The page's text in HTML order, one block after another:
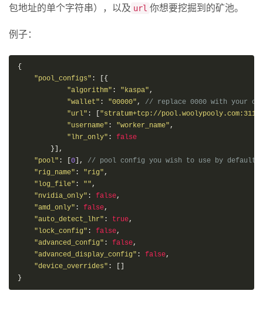
包地址的单个字符串），以及 url 你想要挖掘到的矿池。
例子：
{
"pool_configs" :
[{
"algorithm" : "kaspa" ,
"wallet" : "00000" ,
// replace 0000 with your
"url" :
"stratum+tcp://
"username" : "worker_name" ,
"lhr_only" :
false
}],
"pool" : 0 ],
// pool config you wish to use by default
"rig_name" : "rig" ,
"log_file" : "" ,
"nvidia_only" : false,
"amd_only" : false,
"auto_detect_lhr" : true,
"lock_config" : false,
"advanced_config" : false,
"advanced_display_config" : false,
"device_overrides" :
}